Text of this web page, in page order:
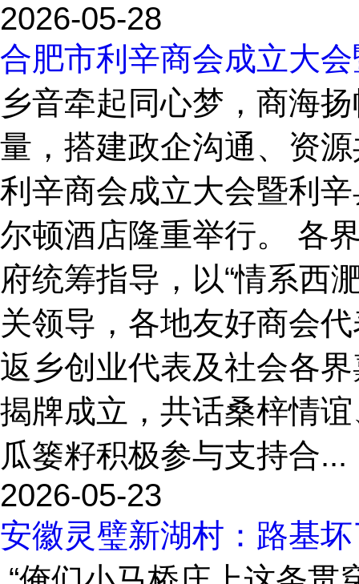
2026-05-28
合肥市利辛商会成立大
乡音牵起同心梦，商海
量，搭建政企沟通、资
利辛商会成立大会暨利
尔顿酒店隆重举行。 各
府统筹指导，以“情系西
关领导，各地友好商会
返乡创业代表及社会各
揭牌成立，共话桑梓情
瓜篓籽积极参与支持合...
2026-05-23
安徽灵璧新湖村：路基